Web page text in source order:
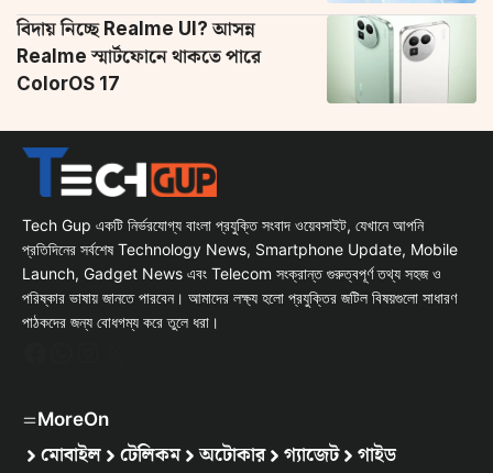
বিদায় নিচ্ছে Realme UI? আসন্ন
Realme স্মার্টফোনে থাকতে পারে
ColorOS 17
Tech Gup একটি নির্ভরযোগ্য বাংলা প্রযুক্তি সংবাদ ওয়েবসাইট, যেখানে আপনি
প্রতিদিনের সর্বশেষ Technology News, Smartphone Update, Mobile
Launch, Gadget News এবং Telecom সংক্রান্ত গুরুত্বপূর্ণ তথ্য সহজ ও
পরিষ্কার ভাষায় জানতে পারবেন। আমাদের লক্ষ্য হলো প্রযুক্তির জটিল বিষয়গুলো সাধারণ
পাঠকদের জন্য বোধগম্য করে তুলে ধরা।
MoreOn
মোবাইল টেলিকম অটোকার গ্যাজেট গাইড